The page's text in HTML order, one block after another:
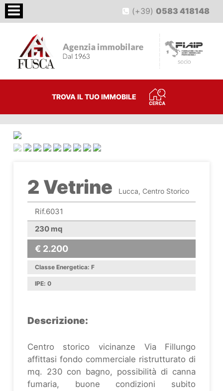
(+39)0583 418148
TROVA IL TUO IMMOBILE
2 Vetrine Lucca, Centro Storico
Rif.6031
230 mq
€ 2.200
Classe Energetica: F
IPE: 0
Descrizione:
Centro storico vicinanze Via Fillungo
affittasi fondo commerciale ristrutturato di
mq. 230 con bagno, possibilità di canna
fumaria, buone condizioni subito